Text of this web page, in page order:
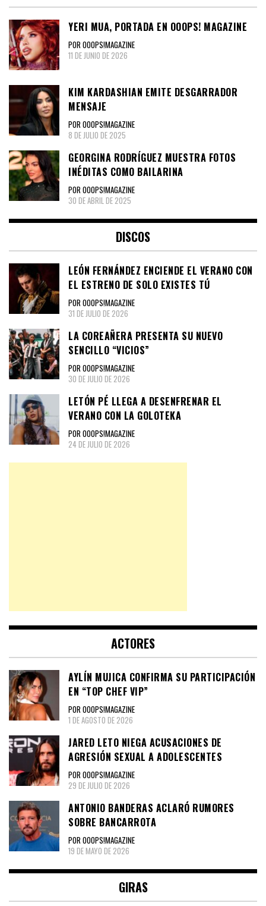
YERI MUA, PORTADA EN OOOPS! MAGAZINE
POR OOOPS!MAGAZINE
11 DE JUNIO DE 2026
KIM KARDASHIAN EMITE DESGARRADOR
MENSAJE
POR OOOPS!MAGAZINE
8 DE JULIO DE 2025
GEORGINA RODRÍGUEZ MUESTRA FOTOS
INÉDITAS COMO BAILARINA
POR OOOPS!MAGAZINE
30 DE ABRIL DE 2025
DISCOS
LEÓN FERNÁNDEZ ENCIENDE EL VERANO CON
EL ESTRENO DE SOLO EXISTES TÚ
POR OOOPS!MAGAZINE
31 DE JULIO DE 2026
LA COREAÑERA PRESENTA SU NUEVO
SENCILLO “VICIOS”
POR OOOPS!MAGAZINE
30 DE JULIO DE 2026
LETÓN PÉ LLEGA A DESENFRENAR EL
VERANO CON LA GOLOTEKA
POR OOOPS!MAGAZINE
24 DE JULIO DE 2026
ACTORES
AYLÍN MUJICA CONFIRMA SU PARTICIPACIÓN
EN “TOP CHEF VIP”
POR OOOPS!MAGAZINE
1 DE AGOSTO DE 2026
JARED LETO NIEGA ACUSACIONES DE
AGRESIÓN SEXUAL A ADOLESCENTES
POR OOOPS!MAGAZINE
29 DE JULIO DE 2026
ANTONIO BANDERAS ACLARÓ RUMORES
SOBRE BANCARROTA
POR OOOPS!MAGAZINE
19 DE MAYO DE 2026
GIRAS